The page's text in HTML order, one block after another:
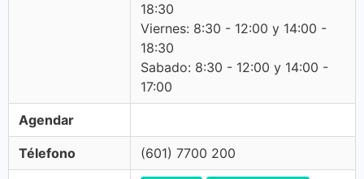
18:30
Viernes: 8:30 - 12:00 y 14:00 -
18:30
Sabado: 8:30 - 12:00 y 14:00 -
17:00
Agendar
Télefono (601) 7700 200